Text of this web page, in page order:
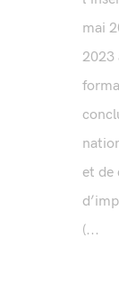
mai
2023
et de
(...